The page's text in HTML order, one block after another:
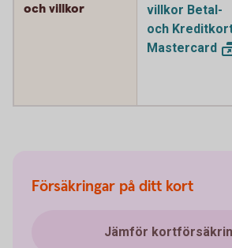
och villkor
villkor Betal-
och
Mastercard
Försäkringar på ditt kort
Jämför